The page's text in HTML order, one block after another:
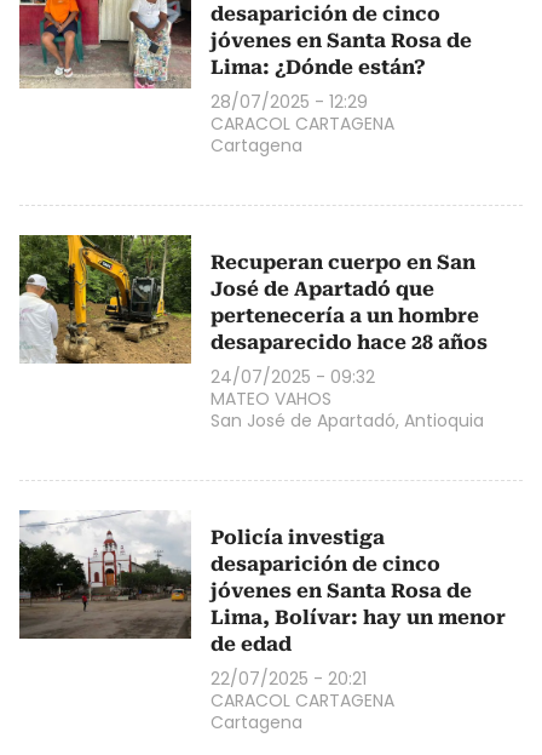
desaparición de cinco
jóvenes en Santa Rosa de
Lima: ¿Dónde están?
28/07/2025 - 12:29
CARACOL CARTAGENA
Cartagena
Recuperan cuerpo en San
José de Apartadó que
pertenecería a un hombre
desaparecido hace 28 años
24/07/2025 - 09:32
MATEO VAHOS
San José de Apartadó, Antioquia
Policía investiga
desaparición de cinco
jóvenes en Santa Rosa de
Lima, Bolívar: hay un menor
de edad
22/07/2025 - 20:21
CARACOL CARTAGENA
Cartagena